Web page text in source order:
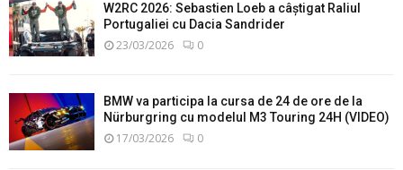
W2RC 2026: Sebastien Loeb a câștigat Raliul
Portugaliei cu Dacia Sandrider
23/03/2026 0
BMW va participa la cursa de 24 de ore de la
Nürburgring cu modelul M3 Touring 24H (VIDEO)
17/03/2026 0